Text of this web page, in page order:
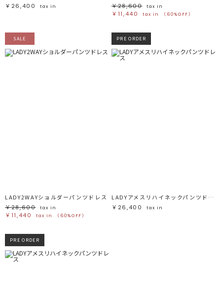
￥26,400
tax in
￥28,600
tax in
￥11,440 tax in （60%OFF）
SALE
LADY2WAYショルダーパンツドレス
￥28,600
tax in
￥11,440 tax in （60%OFF）
PRE ORDER
LADYアメスリハイネックパンツドレス
￥26,400
tax in
PRE ORDER